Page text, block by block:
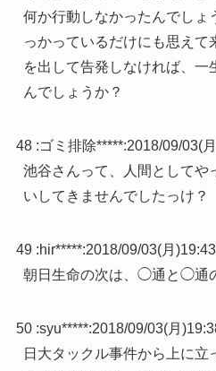
何か行動しなかったんでしょ
っかっているだけにも思え
を出して告発しなければ、一
んでしょうか？
48 :ゴミ排除*****:2018/09/03(
池谷さんって、人間としてや
いしてきませんでしたっけ？
49 :hir*****:2018/09/03(月
朝日生命の次は、◯通と◯通
50 :syu*****:2018/09/03(月
日大タックル事件から上に